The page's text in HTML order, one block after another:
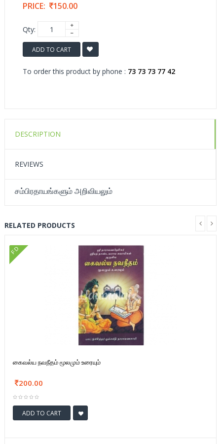
PRICE: 150.00
Qty:
ADD TO CART
To order this product by phone : 73 73 73 77 42
DESCRIPTION
REVIEWS
சம்பிரதாயங்களும் அறிவியலும்
RELATED PRODUCTS
FD
கைவல்ய நவநீதம் மூலமும் உரையும்
200.00
ADD TO CART